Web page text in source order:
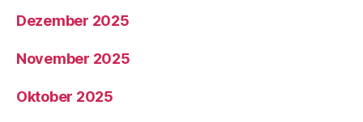
Dezember 2025
November 2025
Oktober 2025